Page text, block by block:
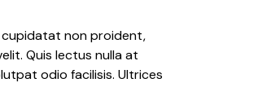
cupidatat non proident,
Quis lectus nulla at
odio facilisis. Ultrices